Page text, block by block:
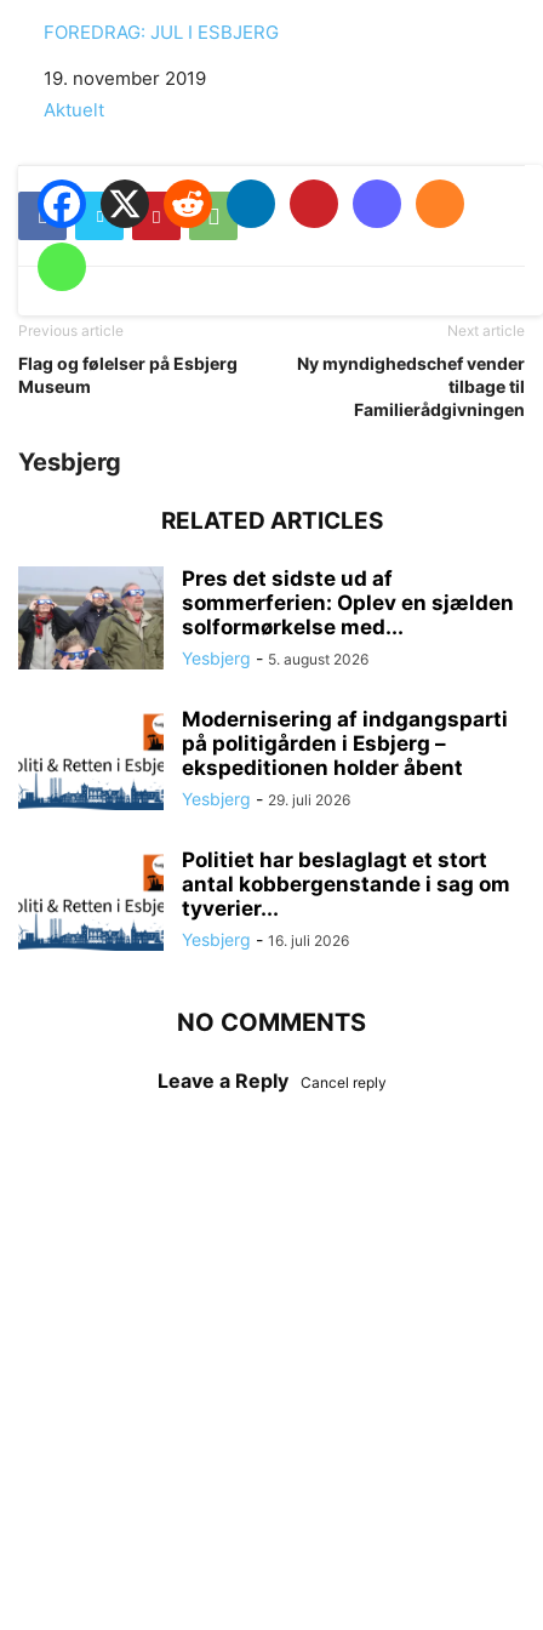
FOREDRAG: JUL I ESBJERG
Date
19. november 2019
In relation to
Aktuelt
Previous article
Flag og følelser på Esbjerg
Museum
Next article
Ny myndighedschef vender
tilbage til
Familierådgivningen
Yesbjerg
RELATED ARTICLES
Pres det sidste ud af
sommerferien: Oplev en sjælden
solformørkelse med...
Yesbjerg - 5. august 2026
Modernisering af indgangsparti
på politigården i Esbjerg –
ekspeditionen holder åbent
Yesbjerg - 29. juli 2026
Politiet har beslaglagt et stort
antal kobbergenstande i sag om
tyverier...
Yesbjerg - 16. juli 2026
NO COMMENTS
Leave a Reply Cancel reply